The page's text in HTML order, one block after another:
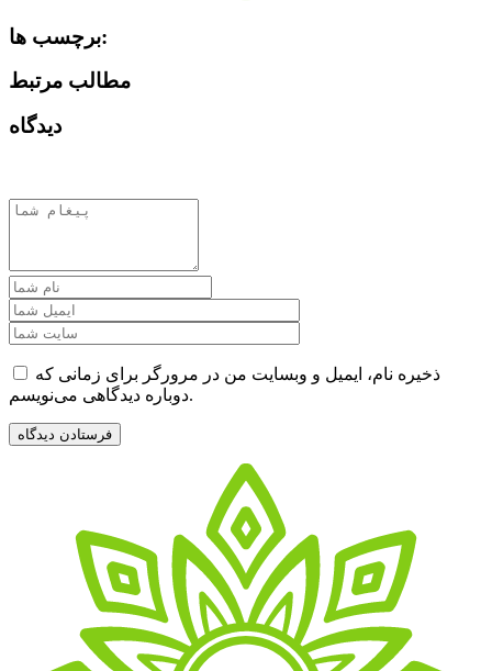
برچسب ها:
مطالب مرتبط
دیدگاه
ذخیره نام، ایمیل و وبسایت من در مرورگر برای زمانی که
دوباره دیدگاهی می‌نویسم.